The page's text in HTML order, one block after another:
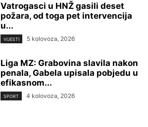
Vatrogasci u HNŽ gasili deset
požara, od toga pet intervencija
u...
VIJESTI 5 kolovoza, 2026
Liga MZ: Grabovina slavila nakon
penala, Gabela upisala pobjedu u
efikasnom...
SPORT 4 kolovoza, 2026